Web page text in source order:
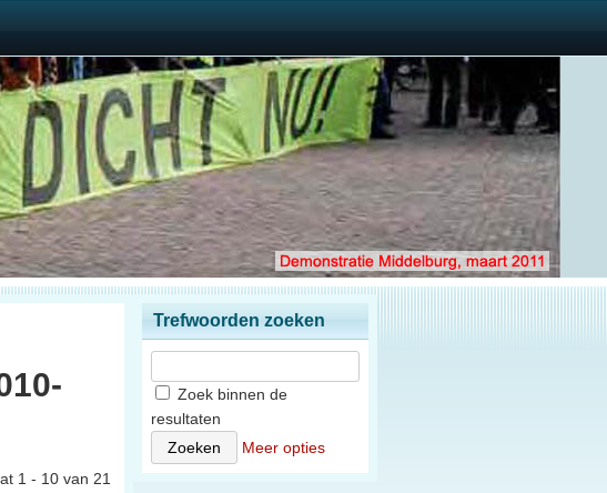
1 - 10 van 21
Trefwoorden zoeken
Zoek binnen de
resultaten
Meer opties